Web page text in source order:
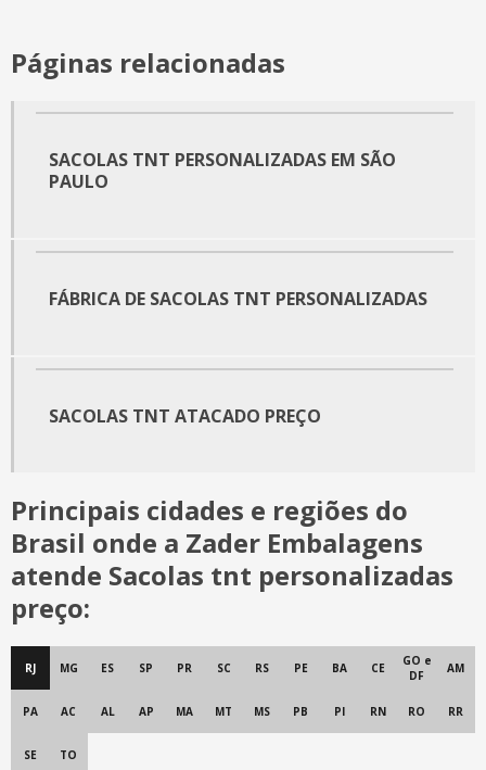
Capas de cadeiras para eventos
Ecobag ecológica lona
Ecobag ecologico
Ecobag personalizada preço
Ecobag sacola ecológica personalizada
Ecobag tecido ecológico
Ecobags personalizadas
Embalagem de tecido para presente
Embalagem tnt
Embalagem tnt para chinelo
Páginas relacionadas
SACOLAS TNT PERSONALIZADAS EM SÃO
PAULO
FÁBRICA DE SACOLAS TNT PERSONALIZADAS
SACOLAS TNT ATACADO PREÇO
Principais cidades e regiões do
Brasil onde a Zader Embalagens
atende Sacolas tnt personalizadas
preço:
RJ MG ES SP PR SC RS PE BA CE
GO e
DF
AM
PA AC AL AP MA MT MS PB PI RN RO RR
SE TO